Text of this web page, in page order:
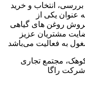
بررسی، انتخاب و خرید
عنوان یکی از
فروش روغن های گیاهی
مشتریان عزیز
به فعالیت می‌باشد
مجتمع تجاری